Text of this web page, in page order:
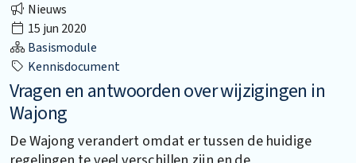
Nieuws
15 jun 2020
Basismodule
Kennisdocument
Vragen en antwoorden over wijzigingen in
Wajong
De Wajong verandert omdat er tussen de huidige